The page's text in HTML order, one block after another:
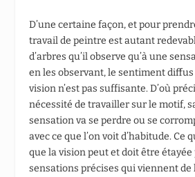
D’une certaine façon, et pour
travail de peintre est autant
d’arbres qu’il observe qu’à une
en les observant, le sentiment diffus
vision n’est pas suffisante. D’où
nécessité de travailler sur le motif,
sensation va se perdre ou se
avec ce que l’on voit d’habitude. Ce
que la vision peut et doit être étayée
sensations précises qui viennent de